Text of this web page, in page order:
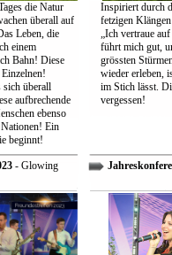
die Natur
überall auf
Leben, die
einem
Bahn! Diese
sich überall
aufbrechende
ebenso
Ein
beginnt!
Inspiriert durch
fetzigen
„Ich vertraue
führt mich gut,
grössten
wieder erleben,
im Stich lässt.
vergessen!
- Glowing